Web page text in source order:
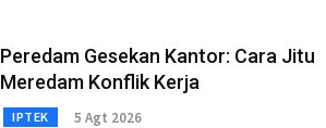
Peredam Gesekan Kantor: Cara Jitu
Meredam Konflik Kerja
IPTEK 5 Agt 2026